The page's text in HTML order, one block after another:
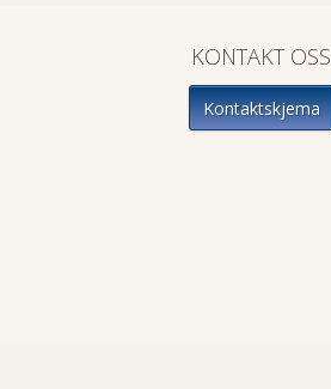
KONTAKT OSS
Kontaktskjema